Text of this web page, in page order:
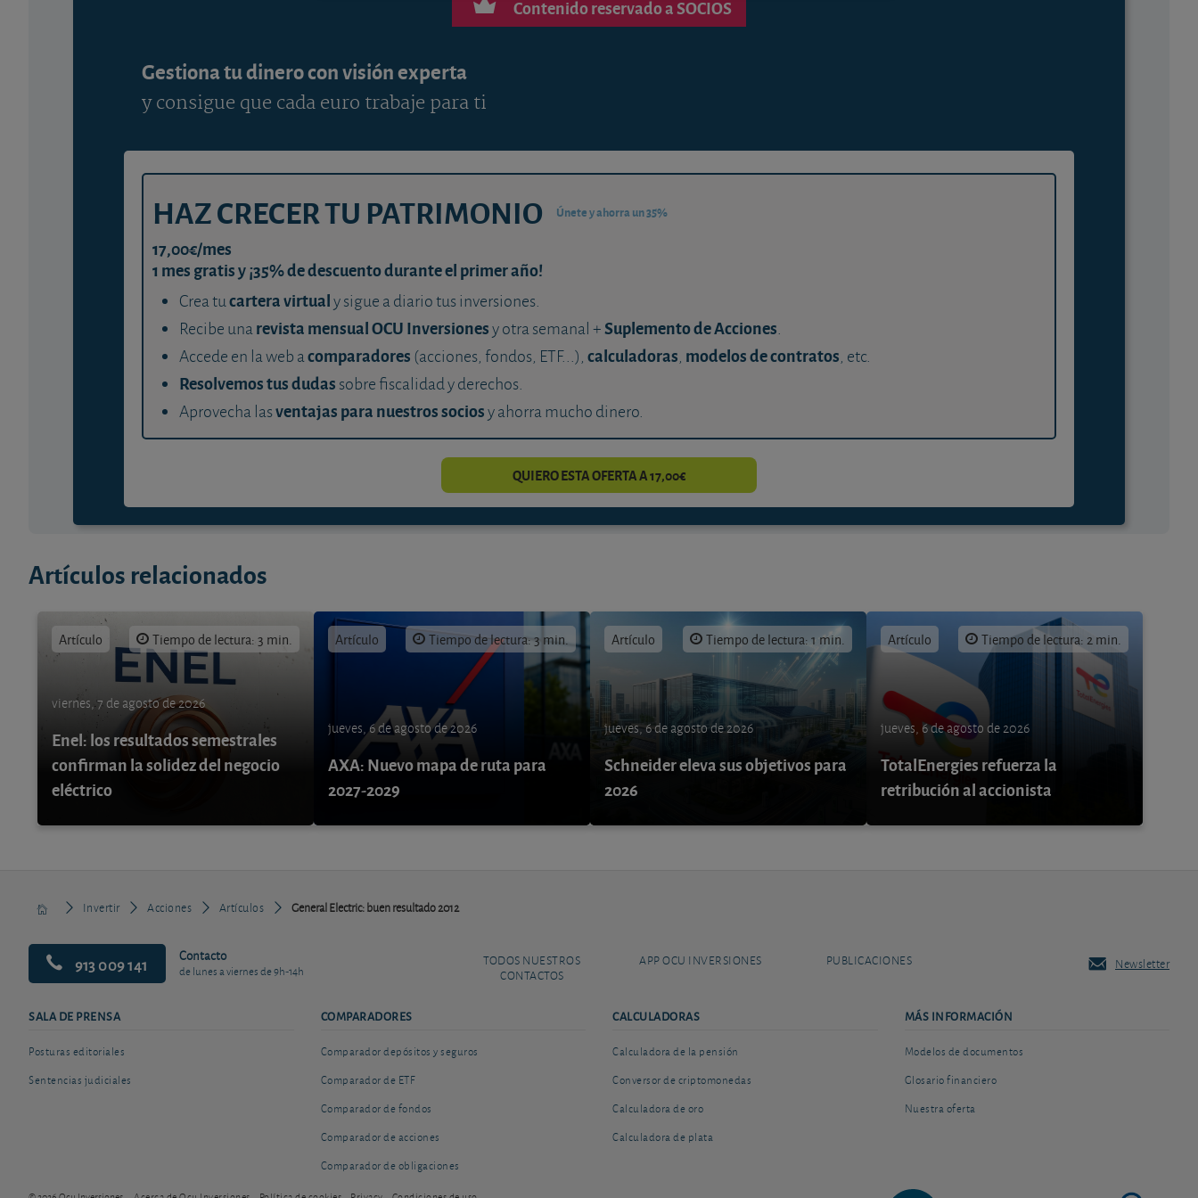
Contenido reservado a SOCIOS
Gestiona tu dinero con visión experta
y consigue que cada euro trabaje para ti
HAZ CRECER TU PATRIMONIO Únete y ahorra un 35%
17,00€/mes
1 mes gratis y ¡35% de descuento durante el primer año!
Crea tucartera virtualy sigue a diario tus inversiones.
Recibe unarevista mensual OCU Inversionesy otra semanal +Suplemento de Acciones.
Accede en la web acomparadores (acciones, fondos, ETF...), calculadoras, modelos de contratos, etc.
Resolvemos tus dudas sobre fiscalidad y derechos.
Aprovecha lasventajas para nuestros sociosy ahorra mucho dinero.
QUIERO ESTA OFERTA A 17,00€
Artículos relacionados
Artículo Tiempo de lectura: 3 min.
viernes, 7 de agosto de 2026
Enel: los resultados semestrales
confirman la solidez del negocio
eléctrico
Artículo Tiempo de lectura: 3 min.
jueves, 6 de agosto de 2026
AXA: Nuevo mapa de ruta para
2027-2029
Artículo Tiempo de lectura: 1 min.
jueves, 6 de agosto de 2026
Schneider eleva sus objetivos para
2026
Artículo Tiempo de lectura: 2 min.
jueves, 6 de agosto de 2026
TotalEnergies refuerza la
retribución al accionista
Invertir Acciones Artículos General Electric: buen resultado 2012
913 009 141 Contacto
de lunes a viernes de 9h-14h
TODOS NUESTROS
CONTACTOS
APP OCU INVERSIONES PUBLICACIONES Newsletter
SALA DE PRENSA
Posturas editoriales
Sentencias judiciales
COMPARADORES
Comparador depósitos y seguros
Comparador de ETF
Comparador de fondos
Comparador de acciones
Comparador de obligaciones
CALCULADORAS
Calculadora de la pensión
Conversor de criptomonedas
Calculadora de oro
Calculadora de plata
MÁS INFORMACIÓN
Modelos de documentos
Glosario financiero
Nuestra oferta